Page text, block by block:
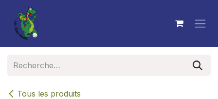
Se rendre au contenu
Tous les produits